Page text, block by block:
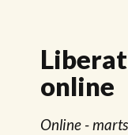
online
Online -